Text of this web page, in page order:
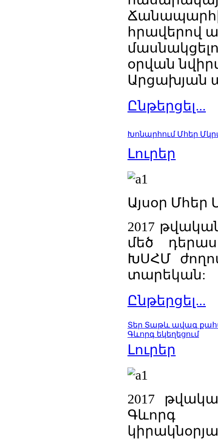
հրավերով
օրվան
Արցախյան
Ընթերցել...
Խոնարհում Մհեր
Լուրեր
Այսօր Մհեր
2017
մեծ
ԽՍՀՄ
տարեկան:
Ընթերցել...
Տեր Տաթև ավագ
Գևորգ եկեղեցում
Լուրեր
2017
Գևորգ